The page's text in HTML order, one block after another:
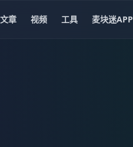
文章 视频 工具 麦块迷APP